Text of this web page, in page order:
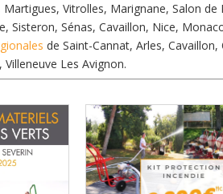
Vitrolles, Marignane, Salon de
Sisteron, Sénas, Cavaillon, Nice,
de Saint-Cannat, Arles,
Les Avignon.